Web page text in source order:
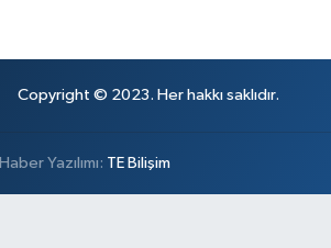
Copyright © 2023. Her hakkı saklıdır.
Haber Yazılımı: TE Bilişim